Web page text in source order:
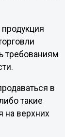
требованиям
в
такие
на верхних